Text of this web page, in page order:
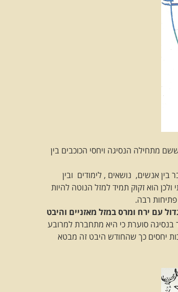
מתחילה הנסיגה ויחסי הכוכבים בין
אנשים, נושאים , לימודים ובין
הוא זקוק תמיד למזל הנוטה להיות
פתיחות רבה.
עם ירח ומרס במזל מאזניים והיבט
בנסיגה סוערת כי היא מתחברת למרובע
יחסים כך שהחודש היבט זה מבטא